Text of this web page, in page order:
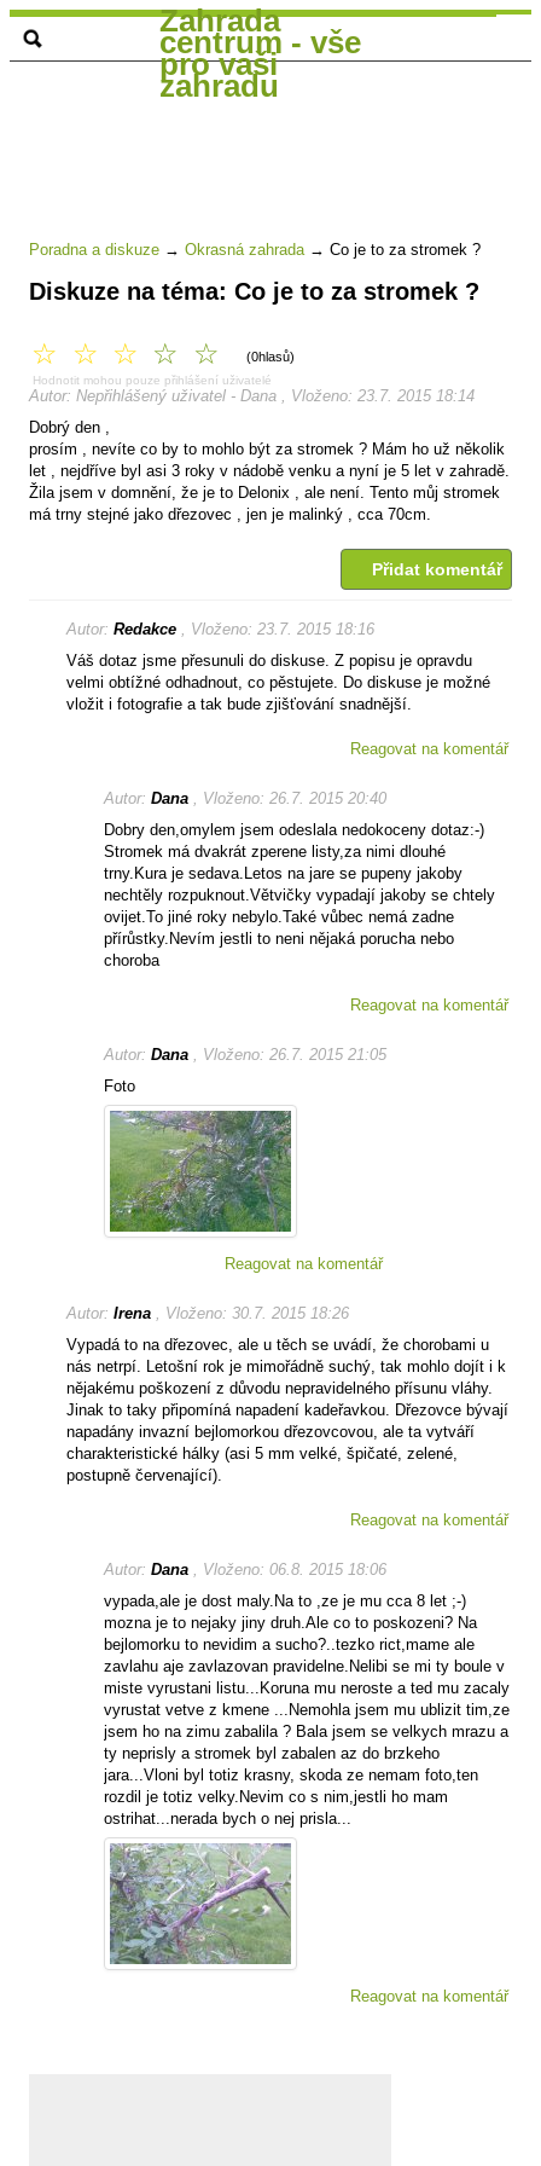
Zahrada
centrum - vše
pro vaši
zahradu
Poradna a diskuze → Okrasná zahrada→ Co je to za stromek ?
Diskuze na téma: Co je to za stromek ?
☆
☆
☆
☆
☆ (0hlasů)
Hodnotit mohou pouze přihlášení uživatelé
Autor: Nepřihlášený uživatel - Dana , Vloženo: 23.7. 2015 18:14
Dobrý den ,
prosím , nevíte co by to mohlo být za stromek ? Mám ho už několik
let , nejdříve byl asi 3 roky v nádobě venku a nyní je 5 let v zahradě.
Žila jsem v domnění, že je to Delonix , ale není. Tento můj stromek
má trny stejné jako dřezovec , jen je malinký , cca 70cm.
Přidat komentář
Autor: Redakce , Vloženo: 23.7. 2015 18:16
Váš dotaz jsme přesunuli do diskuse. Z popisu je opravdu
velmi obtížné odhadnout, co pěstujete. Do diskuse je možné
vložit i fotografie a tak bude zjišťování snadnější.
Reagovat na komentář
Autor: Dana , Vloženo: 26.7. 2015 20:40
Dobry den,omylem jsem odeslala nedokoceny dotaz:-)
Stromek má dvakrát zperene listy,za nimi dlouhé
trny.Kura je sedava.Letos na jare se pupeny jakoby
nechtěly rozpuknout.Větvičky vypadají jakoby se chtely
ovijet.To jiné roky nebylo.Také vůbec nemá zadne
přírůstky.Nevím jestli to neni nějaká porucha nebo
choroba
Reagovat na komentář
Autor: Dana , Vloženo: 26.7. 2015 21:05
Foto
Reagovat na komentář
Autor: Irena , Vloženo: 30.7. 2015 18:26
Vypadá to na dřezovec, ale u těch se uvádí, že chorobami u
nás netrpí. Letošní rok je mimořádně suchý, tak mohlo dojít i k
nějakému poškození z důvodu nepravidelného přísunu vláhy.
Jinak to taky připomíná napadení kadeřavkou. Dřezovce bývají
napadány invazní bejlomorkou dřezovcovou, ale ta vytváří
charakteristické hálky (asi 5 mm velké, špičaté, zelené,
postupně červenající).
Reagovat na komentář
Autor: Dana , Vloženo: 06.8. 2015 18:06
vypada,ale je dost maly.Na to ,ze je mu cca 8 let ;-)
mozna je to nejaky jiny druh.Ale co to poskozeni? Na
bejlomorku to nevidim a sucho?..tezko rict,mame ale
zavlahu aje zavlazovan pravidelne.Nelibi se mi ty boule v
miste vyrustani listu...Koruna mu neroste a ted mu zacaly
vyrustat vetve z kmene ...Nemohla jsem mu ublizit tim,ze
jsem ho na zimu zabalila ? Bala jsem se velkych mrazu a
ty neprisly a stromek byl zabalen az do brzkeho
jara...Vloni byl totiz krasny, skoda ze nemam foto,ten
rozdil je totiz velky.Nevim co s nim,jestli ho mam
ostrihat...nerada bych o nej prisla...
Reagovat na komentář